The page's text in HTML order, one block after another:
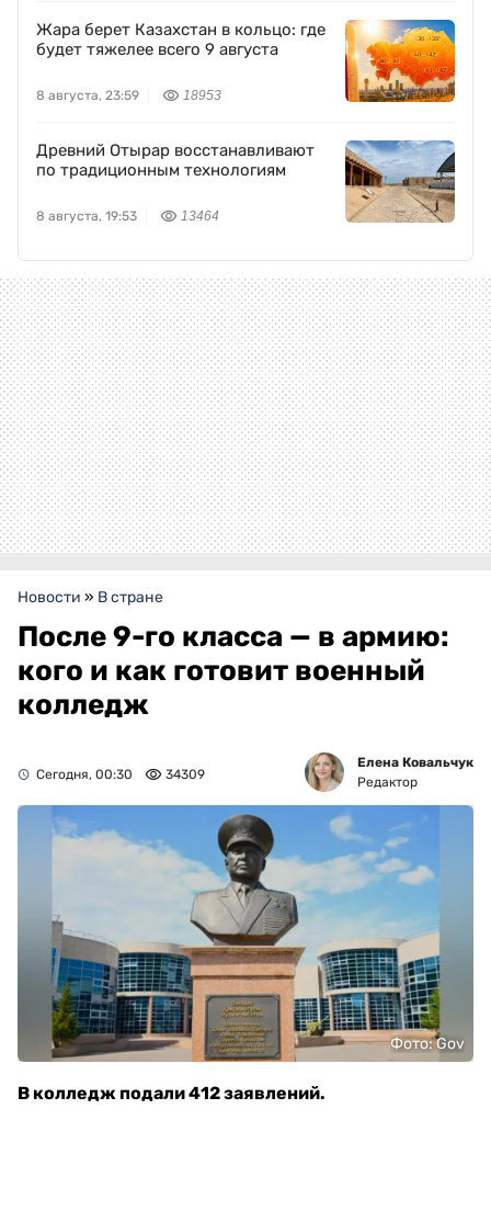
Жара берет Казахстан в кольцо: где
будет тяжелее всего 9 августа
8 августа, 23:59 18953
Древний Отырар восстанавливают
по традиционным технологиям
8 августа, 19:53 13464
Новости » В стране
После 9-го класса — в армию:
кого и как готовит военный
колледж
Сегодня, 00:30 34309
Елена Ковальчук
Редактор
Фото: Gov
В колледж подали 412 заявлений.